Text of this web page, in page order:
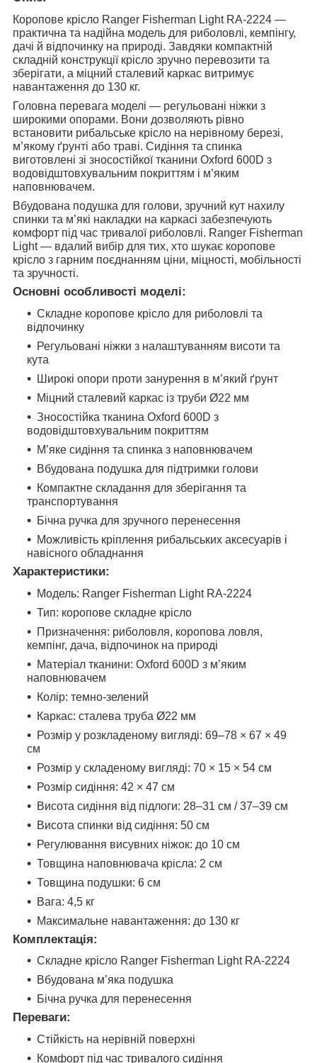
Коропове крісло Ranger Fisherman Light RA-2224 —
практична та надійна модель для риболовлі, кемпінгу,
дачі й відпочинку на природі. Завдяки компактній
складній конструкції крісло зручно перевозити та
зберігати, а міцний сталевий каркас витримує
навантаження до 130 кг.
Головна перевага моделі — регульовані ніжки з
широкими опорами. Вони дозволяють рівно
встановити рибальське крісло на нерівному березі,
м’якому ґрунті або траві. Сидіння та спинка
виготовлені зі зносостійкої тканини Oxford 600D з
водовідштовхувальним покриттям і м’яким
наповнювачем.
Вбудована подушка для голови, зручний кут нахилу
спинки та м’які накладки на каркасі забезпечують
комфорт під час тривалої риболовлі. Ranger Fisherman
Light — вдалий вибір для тих, хто шукає коропове
крісло з гарним поєднанням ціни, міцності, мобільності
та зручності.
Основні особливості моделі:
Складне коропове крісло для риболовлі та
відпочинку
Регульовані ніжки з налаштуванням висоти та
кута
Широкі опори проти занурення в м’який ґрунт
Міцний сталевий каркас із труби Ø22 мм
Зносостійка тканина Oxford 600D з
водовідштовхувальним покриттям
М’яке сидіння та спинка з наповнювачем
Вбудована подушка для підтримки голови
Компактне складання для зберігання та
транспортування
Бічна ручка для зручного перенесення
Можливість кріплення рибальських аксесуарів і
навісного обладнання
Характеристики:
Модель: Ranger Fisherman Light RA-2224
Тип: коропове складне крісло
Призначення: риболовля, коропова ловля,
кемпінг, дача, відпочинок на природі
Матеріал тканини: Oxford 600D з м’яким
наповнювачем
Колір: темно-зелений
Каркас: сталева труба Ø22 мм
Розмір у розкладеному вигляді: 69–78 × 67 × 49
см
Розмір у складеному вигляді: 70 × 15 × 54 см
Розмір сидіння: 42 × 47 см
Висота сидіння від підлоги: 28–31 см / 37–39 см
Висота спинки від сидіння: 50 см
Регулювання висувних ніжок: до 10 см
Товщина наповнювача крісла: 2 см
Товщина подушки: 6 см
Вага: 4,5 кг
Максимальне навантаження: до 130 кг
Комплектація:
Складне крісло Ranger Fisherman Light RA-2224
Вбудована м’яка подушка
Бічна ручка для перенесення
Переваги:
Стійкість на нерівній поверхні
Комфорт під час тривалого сидіння